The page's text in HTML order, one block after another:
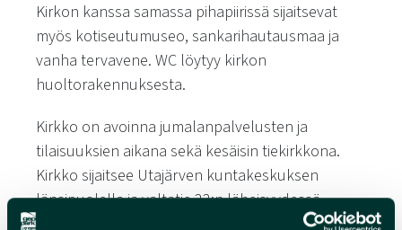
Kirkon kanssa samassa pihapiirissä sijaitsevat
myös kotiseutumuseo, sankarihautausmaa ja
vanha tervavene. WC löytyy kirkon
huoltorakennuksesta.
Kirkko on avoinna jumalanpalvelusten ja
tilaisuuksien aikana sekä kesäisin tiekirkkona.
Kirkko sijaitsee Utajärven kuntakeskuksen
länsipuolella ja valtatie 22:n läheisyydessä.